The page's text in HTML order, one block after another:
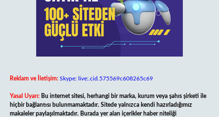
Reklam ve İletişim: Skype: live:.cid.575569c608265c69
Yasal Uyarı: Bu internet sitesi, herhangi bir marka, kurum veya şahıs şirketi ile
hiçbir bağlantısı bulunmamaktadır. Sitede yalnızca kendi hazırladığımız
makaleler paylaşılmaktadır. Burada yer alan içerikler haber niteliği